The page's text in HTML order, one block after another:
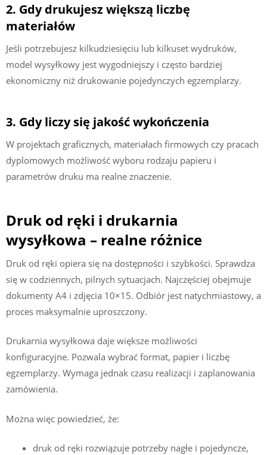
2. Gdy drukujesz większą liczbę
materiałów
Jeśli potrzebujesz kilkudziesięciu lub kilkuset wydruków,
model wysyłkowy jest wygodniejszy i często bardziej
ekonomiczny niż drukowanie pojedynczych egzemplarzy.
3. Gdy liczy się jakość wykończenia
W projektach graficznych, materiałach firmowych czy pracach
dyplomowych możliwość wyboru rodzaju papieru i
parametrów druku ma realne znaczenie.
Druk od ręki i drukarnia
wysyłkowa – realne różnice
Druk od ręki opiera się na dostępności i szybkości. Sprawdza
się w codziennych, pilnych sytuacjach. Najczęściej obejmuje
dokumenty A4 i zdjęcia 10×15. Odbiór jest natychmiastowy, a
proces maksymalnie uproszczony.
Drukarnia wysyłkowa daje większe możliwości
konfiguracyjne. Pozwala wybrać format, papier i liczbę
egzemplarzy. Wymaga jednak czasu realizacji i zaplanowania
zamówienia.
Można więc powiedzieć, że:
druk od ręki rozwiązuje potrzeby nagłe i pojedyncze,